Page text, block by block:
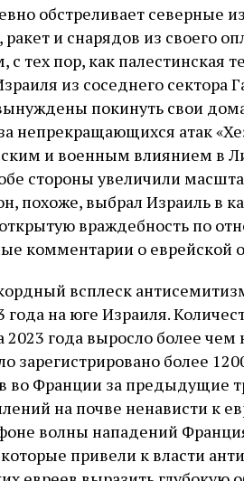
обстреливает северные
и снарядов из своего
тех пор, как палестинская
из соседнего сектора
покинуть свои
непрекращающихся атак
и военным влиянием в
стороны увеличили
похоже, выбрал Израиль в
враждебность по
комментарии о
всплеск
на юге Израиля.
года выросло более чем
более
во Франции за предыдущие
на почве ненависти к
волны нападений
привели к власти